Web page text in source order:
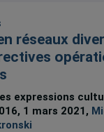
réseaux
expressions
1 mars 2021,